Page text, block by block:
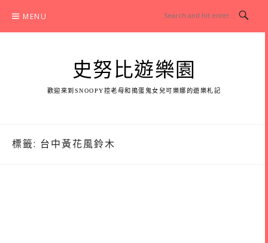
content
MENU
史努比遊樂園
歡迎來到SNOOPY控老母和搗蛋鬼女兒可樂娜的遊樂札記
標籤: 台中黃花風鈴木